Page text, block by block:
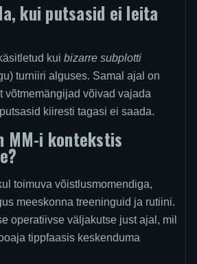
kui putsasid ei leita
kui bizarre subplotti
turniiri alguses. Samal ajal on
võtmemängijad võivad vajada
kiiresti tagasi ei saada.
MM-i kontekstis
toimuva võistlusmomendiga,
meeskonna treeninguid ja rutiini.
operatiivse väljakutse just ajal, mil
tippfaasis keskenduma